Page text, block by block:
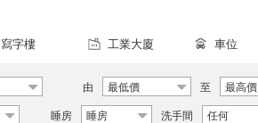
寫字樓 工業大廈 車位
由 最低價 至 最高價
睡房 睡房 洗手間 任何